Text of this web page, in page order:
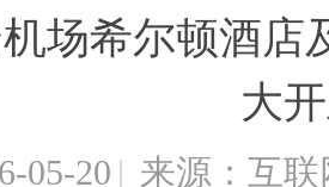
场希尔顿酒店
大
05-20 | 来源：互联